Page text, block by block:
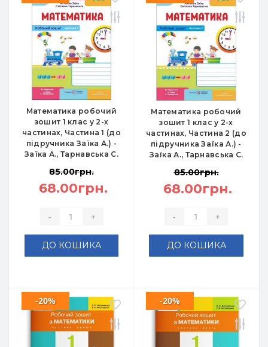
Математика робочий
зошит 1 клас у 2-х
частинах, Частина 1 (до
підручника Заїка А.) -
Заїка А., Тарнавська С.
85.00грн.
68.00грн.
- +
ДО КОШИКА
Математика робочий
зошит 1 клас у 2-х
частинах, Частина 2 (до
підручника Заїка А.) -
Заїка А., Тарнавська С.
85.00грн.
68.00грн.
- +
ДО КОШИКА
-20% -20%